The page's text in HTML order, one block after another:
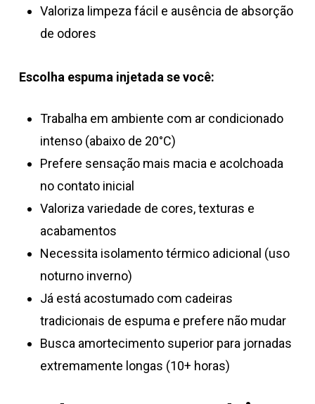
Valoriza limpeza fácil e ausência de absorção
de odores
Escolha espuma injetada se você:
Trabalha em ambiente com ar condicionado
intenso (abaixo de 20°C)
Prefere sensação mais macia e acolchoada
no contato inicial
Valoriza variedade de cores, texturas e
acabamentos
Necessita isolamento térmico adicional (uso
noturno inverno)
Já está acostumado com cadeiras
tradicionais de espuma e prefere não mudar
Busca amortecimento superior para jornadas
extremamente longas (10+ horas)